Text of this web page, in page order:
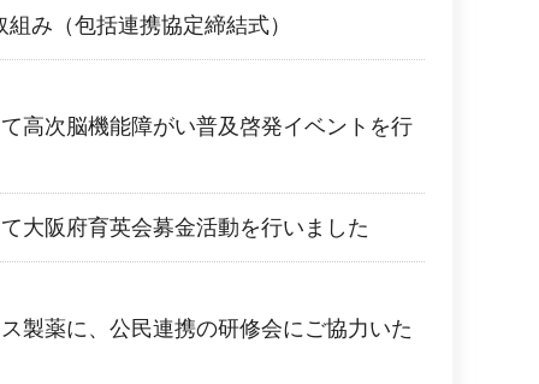
み（包括連携協定締結式）
高次脳機能障がい普及啓発イベントを行
大阪府育英会募金活動を行いました
製薬に、公民連携の研修会にご協力いた